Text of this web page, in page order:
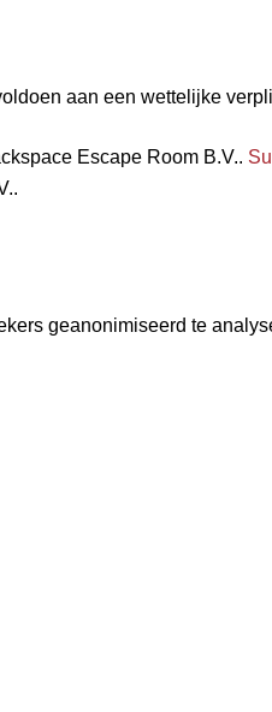
aan een wettelijke
Escape Room B.V..
geanonimiseerd te